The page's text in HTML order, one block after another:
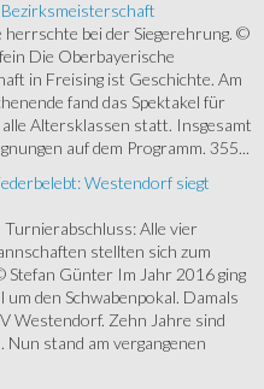
herrschte bei der Siegerehrung. ©
Die Oberbayerische
in Freising ist Geschichte. Am
fand das Spektakel für
Altersklassen statt. Insgesamt
auf dem Programm. 355...
Westendorf siegt
Turnierabschluss: Alle vier
stellten sich zum
Stefan Günter Im Jahr 2016 ging
um den Schwabenpokal. Damals
Westendorf. Zehn Jahre sind
Nun stand am vergangenen